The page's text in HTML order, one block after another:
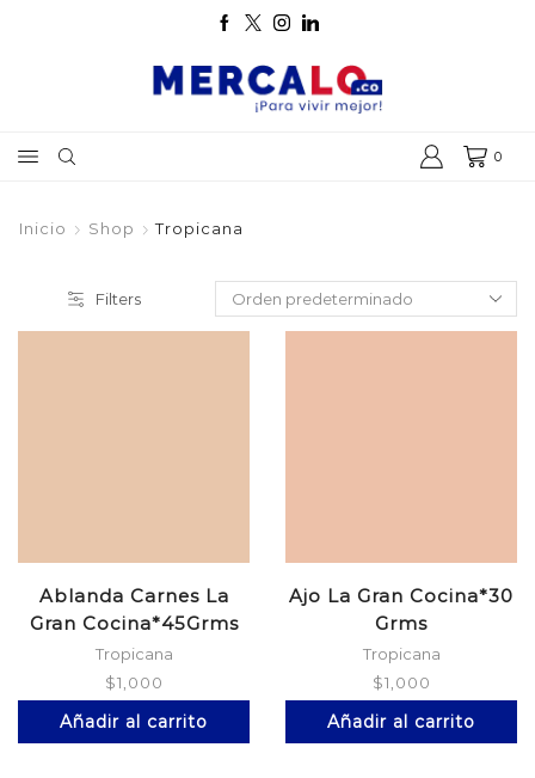
0
Inicio Shop Tropicana
Filters
Ablanda Carnes La
Gran Cocina*45Grms
Tropicana
$1,000
Añadir al carrito
Ajo La Gran Cocina*30
Grms
Tropicana
$1,000
Añadir al carrito